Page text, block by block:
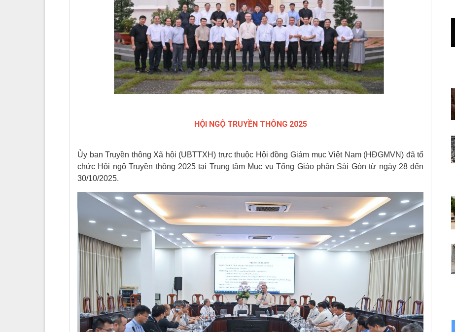
HỘI NGỘ TRUYỀN THÔNG 2025
Ủy ban Truyền thông Xã hội (UBTTXH) trực thuộc Hội đồng Giám mục Việt Nam (HĐGMVN) đã tổ
chức Hội ngộ Truyền thông 2025 tại Trung tâm Mục vụ Tổng Giáo phận Sài Gòn từ ngày 28 đến
30/10/2025.